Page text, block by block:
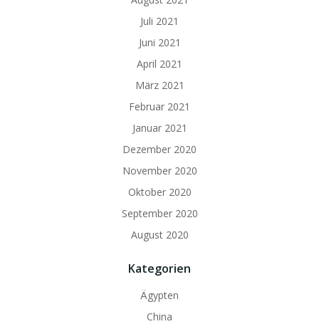
Juli 2021
Juni 2021
April 2021
März 2021
Februar 2021
Januar 2021
Dezember 2020
November 2020
Oktober 2020
September 2020
August 2020
Kategorien
Ägypten
China